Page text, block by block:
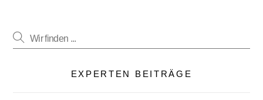
EXPERTEN BEITRÄGE